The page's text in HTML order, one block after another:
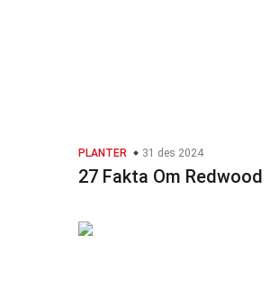
PLANTER 31 des 2024
27 Fakta Om Redwood